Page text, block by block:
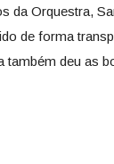
da Orquestra,
de forma
deu as